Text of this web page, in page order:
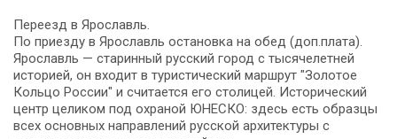
Переезд в Ярославль.
По приезду в Ярославль остановка на обед (доп.плата).
Ярославль — старинный русский город с тысячелетней
историей, он входит в туристический маршрут "Золотое
Кольцо России" и считается его столицей. Исторический
центр целиком под охраной ЮНЕСКО: здесь есть образцы
всех основных направлений русской архитектуры с